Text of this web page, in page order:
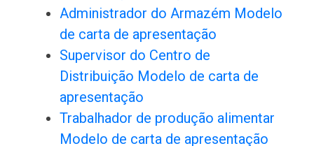
Administrador do Armazém Modelo
de carta de apresentação
Supervisor do Centro de
Distribuição Modelo de carta de
apresentação
Trabalhador de produção alimentar
Modelo de carta de apresentação